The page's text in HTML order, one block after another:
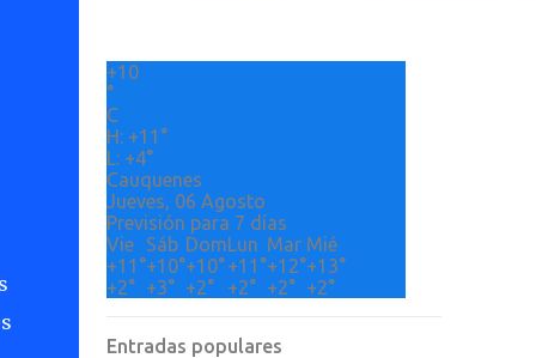
+10
°
C
H: +11°
L: +4°
Cauquenes
Jueves, 06 Agosto
Previsión para 7 días
Vie
Sáb DomLun Mar Mié
+11°+10°+10°+11°+12°+13°
+2° +3° +2° +2° +2° +2°
Entradas populares